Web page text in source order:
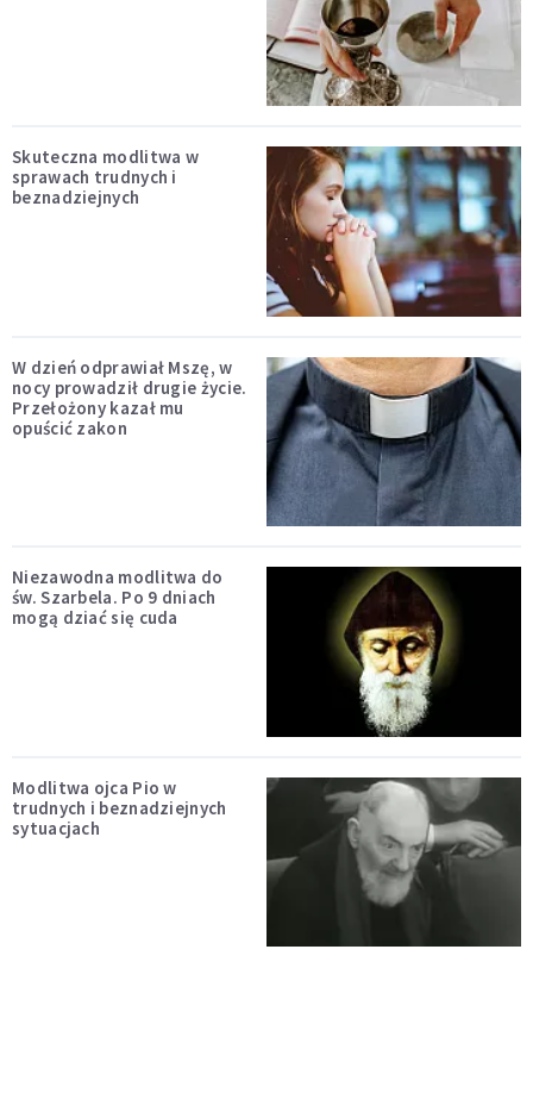
Skuteczna modlitwa w
sprawach trudnych i
beznadziejnych
W dzień odprawiał Mszę, w
nocy prowadził drugie życie.
Przełożony kazał mu
opuścić zakon
Niezawodna modlitwa do
św. Szarbela. Po 9 dniach
mogą dziać się cuda
Modlitwa ojca Pio w
trudnych i beznadziejnych
sytuacjach